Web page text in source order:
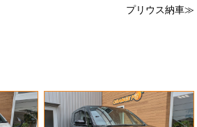
プリウス納車≫